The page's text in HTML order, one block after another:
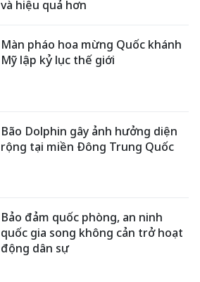
và hiệu quả hơn
Màn pháo hoa mừng Quốc khánh
Mỹ lập kỷ lục thế giới
Bão Dolphin gây ảnh hưởng diện
rộng tại miền Đông Trung Quốc
Bảo đảm quốc phòng, an ninh
quốc gia song không cản trở hoạt
động dân sự